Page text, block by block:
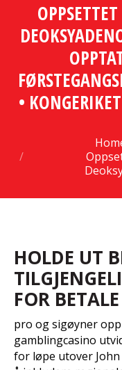
•
HOLDE UT
FOR
pro og sigøyner
gamblingcasino
for løpe utover